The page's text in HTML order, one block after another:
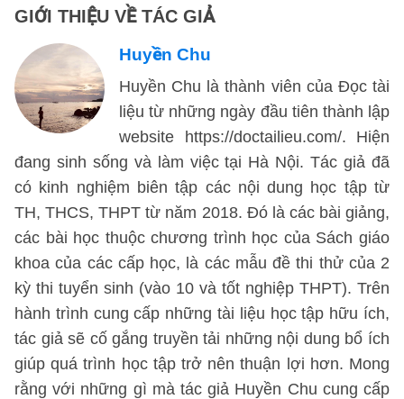
GIỚI THIỆU VỀ TÁC GIẢ
Huyền Chu
Huyền Chu là thành viên của Đọc tài
liệu từ những ngày đầu tiên thành lập
website https://doctailieu.com/. Hiện
đang sinh sống và làm việc tại Hà Nội. Tác giả đã
có kinh nghiệm biên tập các nội dung học tập từ
TH, THCS, THPT từ năm 2018. Đó là các bài giảng,
các bài học thuộc chương trình học của Sách giáo
khoa của các cấp học, là các mẫu đề thi thử của 2
kỳ thi tuyển sinh (vào 10 và tốt nghiệp THPT). Trên
hành trình cung cấp những tài liệu học tập hữu ích,
tác giả sẽ cố gắng truyền tải những nội dung bổ ích
giúp quá trình học tập trở nên thuận lợi hơn. Mong
rằng với những gì mà tác giả Huyền Chu cung cấp